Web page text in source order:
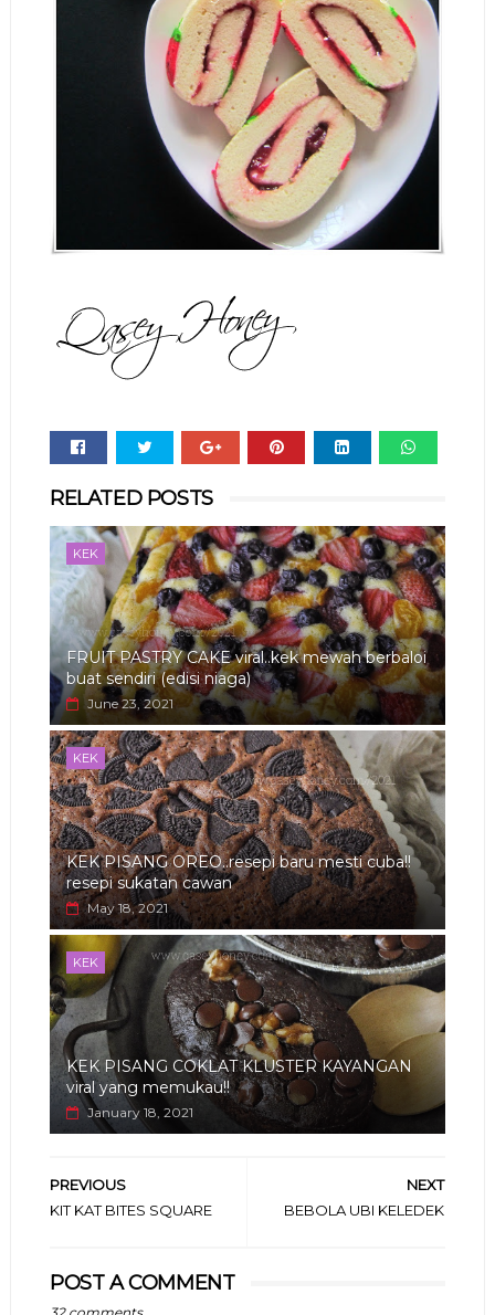
RELATED POSTS
KEK
FRUIT PASTRY CAKE viral..kek mewah berbaloi
buat sendiri (edisi niaga)
June 23, 2021
KEK
KEK PISANG OREO..resepi baru mesti cuba!!
resepi sukatan cawan
May 18, 2021
KEK
KEK PISANG COKLAT KLUSTER KAYANGAN
viral yang memukau!!
January 18, 2021
NEXT
BEBOLA UBI KELEDEK
PREVIOUS
KIT KAT BITES SQUARE
POST A COMMENT